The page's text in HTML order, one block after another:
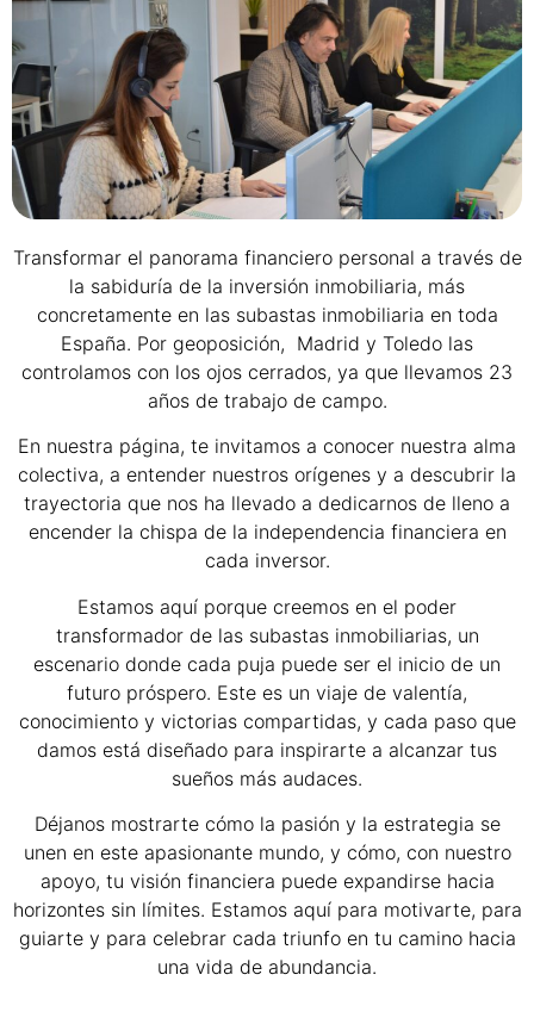
Transformar el panorama financiero personal a través de
la sabiduría de la inversión inmobiliaria, más
concretamente en las subastas inmobiliaria en toda
España. Por geoposición, Madrid y Toledo las
controlamos con los ojos cerrados, ya que llevamos 23
años de trabajo de campo.
En nuestra página, te invitamos a conocer nuestra alma
colectiva, a entender nuestros orígenes y a descubrir la
trayectoria que nos ha llevado a dedicarnos de lleno a
encender la chispa de la independencia financiera en
cada inversor.
Estamos aquí porque creemos en el poder
transformador de las subastas inmobiliarias, un
escenario donde cada puja puede ser el inicio de un
futuro próspero. Este es un viaje de valentía,
conocimiento y victorias compartidas, y cada paso que
damos está diseñado para inspirarte a alcanzar tus
sueños más audaces.
Déjanos mostrarte cómo la pasión y la estrategia se
unen en este apasionante mundo, y cómo, con nuestro
apoyo, tu visión financiera puede expandirse hacia
horizontes sin límites. Estamos aquí para motivarte, para
guiarte y para celebrar cada triunfo en tu camino hacia
una vida de abundancia.